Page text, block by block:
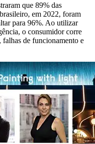
que 89% das
em 2022, foram
para 96%. Ao utilizar
o consumidor corre
de funcionamento e